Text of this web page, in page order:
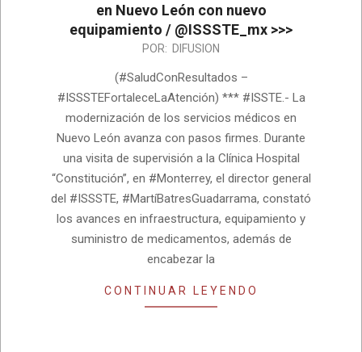
en Nuevo León con nuevo
equipamiento / @ISSSTE_mx >>>
POR: DIFUSION
(#SaludConResultados –
#ISSSTEFortaleceLaAtención) *** #ISSTE.- La
modernización de los servicios médicos en
Nuevo León avanza con pasos firmes. Durante
una visita de supervisión a la Clínica Hospital
“Constitución”, en #Monterrey, el director general
del #ISSSTE, #MartíBatresGuadarrama, constató
los avances en infraestructura, equipamiento y
suministro de medicamentos, además de
encabezar la
CONTINUAR LEYENDO